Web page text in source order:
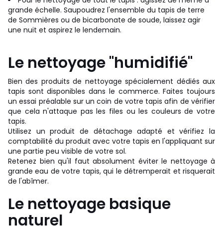
grande échelle. Saupoudrez l'ensemble du tapis de terre
de Sommières ou de bicarbonate de soude, laissez agir
une nuit et aspirez le lendemain.
Le nettoyage "humidifié"
Bien des produits de nettoyage spécialement dédiés aux
tapis sont disponibles dans le commerce. Faites toujours
un essai préalable sur un coin de votre tapis afin de vérifier
que cela n'attaque pas les files ou les couleurs de votre
tapis.
Utilisez un produit de détachage adapté et vérifiez la
comptabilité du produit avec votre tapis en l'appliquant sur
une partie peu visible de votre sol.
Retenez bien qu'il faut absolument éviter le nettoyage à
grande eau de votre tapis, qui le détremperait et risquerait
de l'abîmer.
Le nettoyage basique
naturel